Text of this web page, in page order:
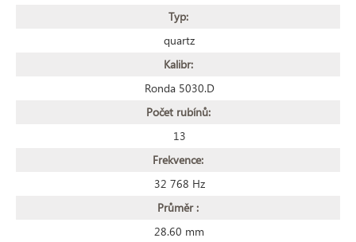
Typ:
quartz
Kalibr:
Ronda 5030.D
Počet rubínů:
13
Frekvence:
32 768 Hz
Průměr :
28.60 mm